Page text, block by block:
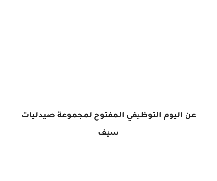
عن اليوم التوظيفي المفتوح لمجموعة صيدليات
سيف